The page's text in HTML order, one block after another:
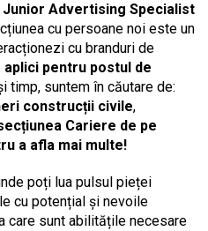
Advertising Specialist
cu persoane noi este un
cu branduri de
aplici pentru postul de
timp, suntem în căutare de:
construcții civile,
Cariere de pe
a afla mai multe!
poți lua pulsul pieței
cu potențial și nevoile
care sunt abilitățile necesare